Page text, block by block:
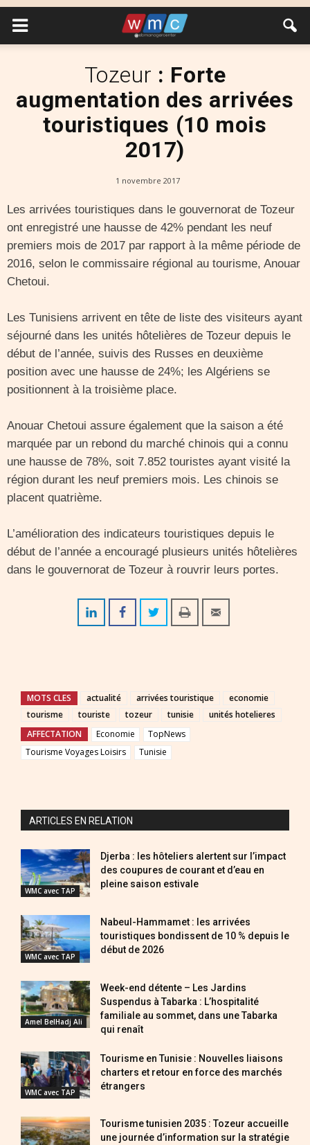
Tozeur : Forte
augmentation des arrivées
touristiques (10 mois
2017)
1 novembre 2017
Les arrivées touristiques dans le gouvernorat de Tozeur
ont enregistré une hausse de 42% pendant les neuf
premiers mois de 2017 par rapport à la même période de
2016, selon le commissaire régional au tourisme, Anouar
Chetoui.
Les Tunisiens arrivent en tête de liste des visiteurs ayant
séjourné dans les unités hôtelières de Tozeur depuis le
début de l’année, suivis des Russes en deuxième
position avec une hausse de 24%; les Algériens se
positionnent à la troisième place.
Anouar Chetoui assure également que la saison a été
marquée par un rebond du marché chinois qui a connu
une hausse de 78%, soit 7.852 touristes ayant visité la
région durant les neuf premiers mois. Les chinois se
placent quatrième.
L’amélioration des indicateurs touristiques depuis le
début de l’année a encouragé plusieurs unités hôtelières
dans le gouvernorat de Tozeur à rouvrir leurs portes.
MOTS CLES actualité arrivées touristique
economie
tourisme
touriste tozeur tunisie
unités hotelieres
AFFECTATION
Economie
TopNews
Tourisme Voyages Loisirs
Tunisie
ARTICLES EN RELATION
WMC avec TAP
Djerba : les hôteliers alertent sur l’impact
des coupures de courant et d’eau en
pleine saison estivale
WMC avec TAP
Nabeul-Hammamet : les arrivées
touristiques bondissent de 10 % depuis le
début de 2026
Amel BelHadj Ali
Week-end détente – Les Jardins
Suspendus à Tabarka : L’hospitalité
familiale au sommet, dans une Tabarka
qui renaît
WMC avec TAP
Tourisme en Tunisie : Nouvelles liaisons
charters et retour en force des marchés
étrangers
Tourisme tunisien 2035 : Tozeur accueille
une journée d’information sur la stratégie